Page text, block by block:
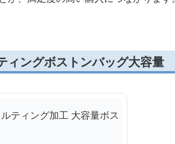
ィングボストンバッグ大容量